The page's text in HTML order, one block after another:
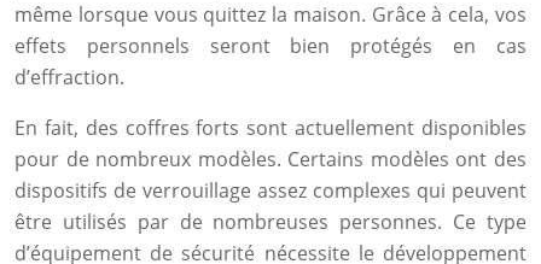
même lorsque vous quittez la maison. Grâce à cela, vos
effets personnels seront bien protégés en cas
d’effraction.
En fait, des coffres forts sont actuellement disponibles
pour de nombreux modèles. Certains modèles ont des
dispositifs de verrouillage assez complexes qui peuvent
être utilisés par de nombreuses personnes. Ce type
d’équipement de sécurité nécessite le développement